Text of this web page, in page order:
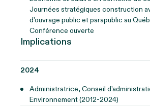
Journées stratégiques construction
d'ouvrage public et parapublic au
Conférence ouverte
Implications
2024
Administratrice, Conseil
Environnement (2012-2024)